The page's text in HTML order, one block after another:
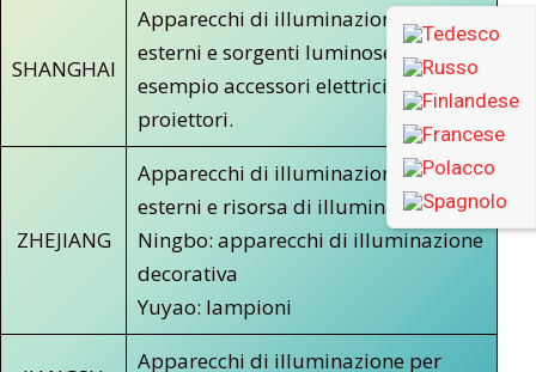
SHANGHAI
Apparecchi di illuminazione per
esterni e sorgenti luminose, ad
esempio accessori elettrici e
proiettori.
ZHEJIANG
Apparecchi di illuminazione per
esterni e risorsa di illuminazione
Ningbo: apparecchi di illuminazione
decorativa
Yuyao: lampioni
Apparecchi di illuminazione per